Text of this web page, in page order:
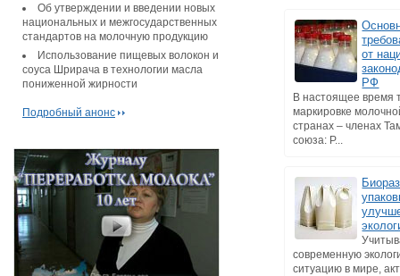
Об утверждении и введении новых
национальных и межгосударственных
стандартов на молочную продукцию
Использование пищевых волокон и
соуса Шрирача в технологии масла
пониженной жирности
Подробный анонс
от
РФ
В настоящее время
маркировке
странах – членах
союза: Р...
современную
ситуацию в мире,